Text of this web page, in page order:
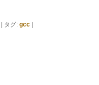
タグ: gcc